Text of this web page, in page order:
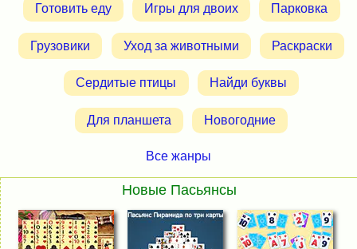
Готовить еду Игры для двоих Парковка
Грузовики Уход за животными Раскраски
Сердитые птицы Найди буквы
Для планшета Новогодние
Все жанры
Новые Пасьянсы